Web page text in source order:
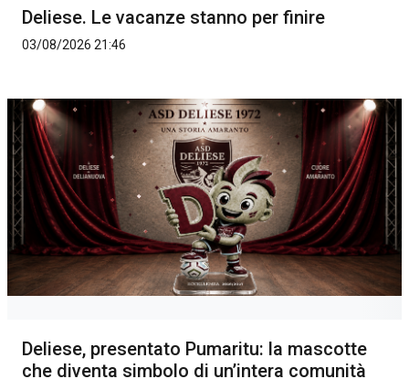
Deliese. Le vacanze stanno per finire
03/08/2026 21:46
Deliese, presentato Pumaritu: la mascotte
che diventa simbolo di un’intera comunità